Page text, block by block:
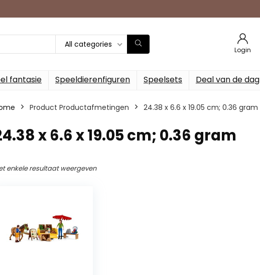
All categories
Login
fantasie Speeldierenfiguren Speelsets Deal van de dag
Product Productafmetingen ‎24.38 x 6.6 x 19.05 cm; 0.36 gram
x 6.6 x 19.05 cm; 0.36 gram
enkele resultaat weergeven